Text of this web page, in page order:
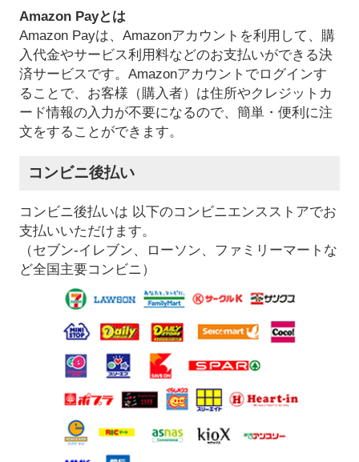
Amazon Payとは
Amazon Payは、Amazonアカウントを利用して、購
入代金やサービス利用料などのお支払いができる決
済サービスです。Amazonアカウントでログインす
ることで、お客様（購入者）は住所やクレジットカ
ード情報の入力が不要になるので、簡単・便利に注
文をすることができます。
コンビニ後払い
コンビニ後払いは 以下のコンビニエンスストアでお
支払いいただけます。
（セブン-イレブン、ローソン、ファミリーマートな
ど全国主要コンビニ）